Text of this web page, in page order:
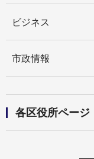
ビジネス
市政情報
各区役所ページ